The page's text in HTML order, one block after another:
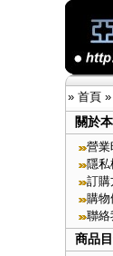
» 首頁 »
關於
營業
隱私
訂購
購物
聯絡
商品